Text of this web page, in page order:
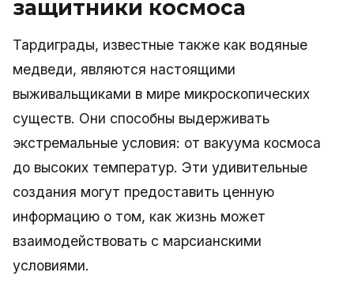
защитники космоса
Тардиграды, известные также как водяные
медведи, являются настоящими
выживальщиками в мире микроскопических
существ. Они способны выдерживать
экстремальные условия: от вакуума космоса
до высоких температур. Эти удивительные
создания могут предоставить ценную
информацию о том, как жизнь может
взаимодействовать с марсианскими
условиями.